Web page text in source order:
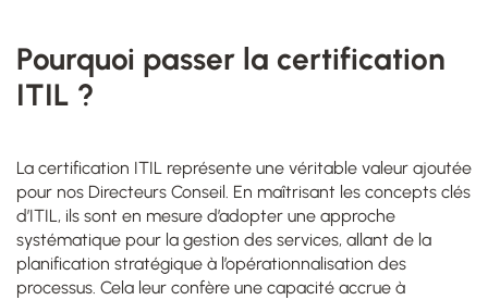
Pourquoi passer la certification
ITIL ?
La certification ITIL représente une véritable valeur ajoutée
pour nos Directeurs Conseil. En maîtrisant les concepts clés
d’ITIL, ils sont en mesure d’adopter une approche
systématique pour la gestion des services, allant de la
planification stratégique à l’opérationnalisation des
processus. Cela leur confère une capacité accrue à